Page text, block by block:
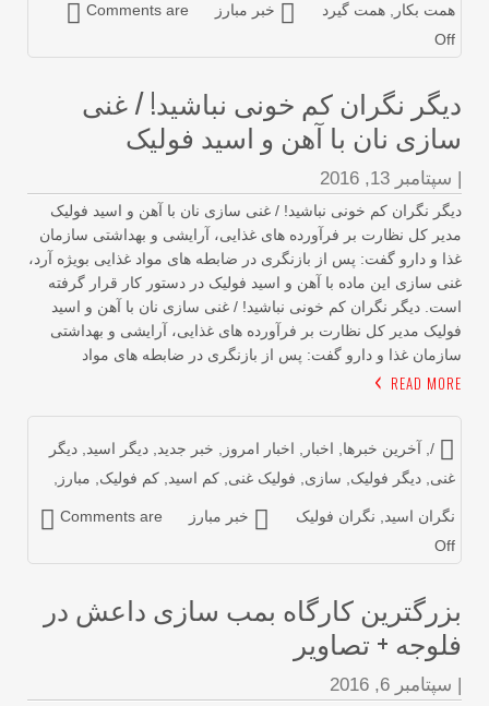
همت بکار, همت گیرد خبر مبارز
Comments are
نگران کم خونی نباشید! / غنی
نان با آهن و اسید فولیک
سپتامبر 13, 2016
نگران کم خونی نباشید! / غنی سازی نان با آهن و اسید فولیک
کل نظارت بر فرآورده های غذایی، آرایشی و بهداشتی سازمان
و دارو گفت: پس از بازنگری در ضابطه های مواد غذایی بویژه آرد،
سازی این ماده با آهن و اسید فولیک در دستور کار قرار گرفته
دیگر نگران کم خونی نباشید! / غنی سازی نان با آهن و اسید
مدیر کل نظارت بر فرآورده های غذایی، آرایشی و بهداشتی
غذا و دارو گفت: پس از بازنگری در ضابطه های مواد
READ
آخرین خبرها ,اخبار ,اخبار امروز,خبر جدید ,دیگر اسید ,دیگر
دیگر فولیک,سازی,فولیک غنی, کم اسید ,کم فولیک,مبارز ,
نگران اسید ,نگران فولیک خبر مبارز
Comments are
کارگاه بمب سازی داعش در
+ تصاویر
سپتامبر 6, 2016